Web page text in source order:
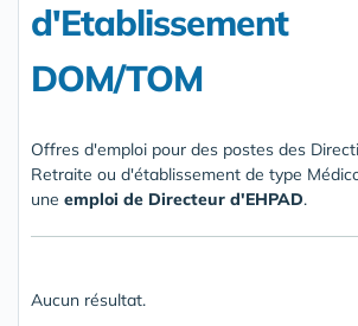
d'Etablissement
DOM/TOM
Offres d'emploi pour des postes des
Retraite ou d'établissement de type
une emploi de Directeur d'EHPAD.
Aucun résultat.